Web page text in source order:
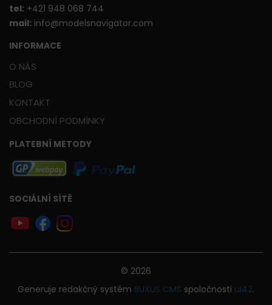
tel: +421 948 068 744
mail: info@modelsnavigator.com
INFORMACE
O NÁS
BLOG
KONTAKT
OBCHODNÍ PODMÍNKY
PLATEBNÍ METODY
SOCIÁLNÍ SÍTĚ
© 2026
Generuje redakčný systém BUXUS CMS spoločnosti ui42.